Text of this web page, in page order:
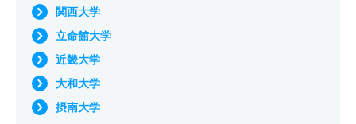
関西大学
立命館大学
近畿大学
大和大学
摂南大学